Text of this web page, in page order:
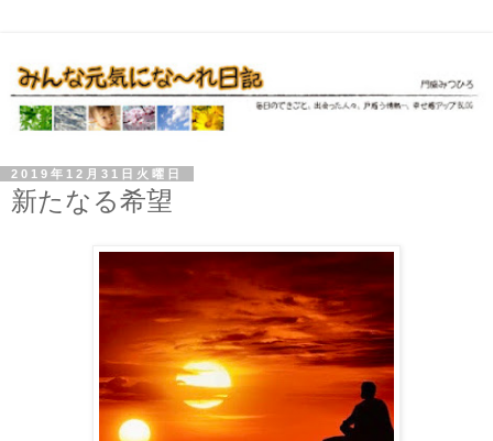
2019年12月31日火曜日
新たなる希望